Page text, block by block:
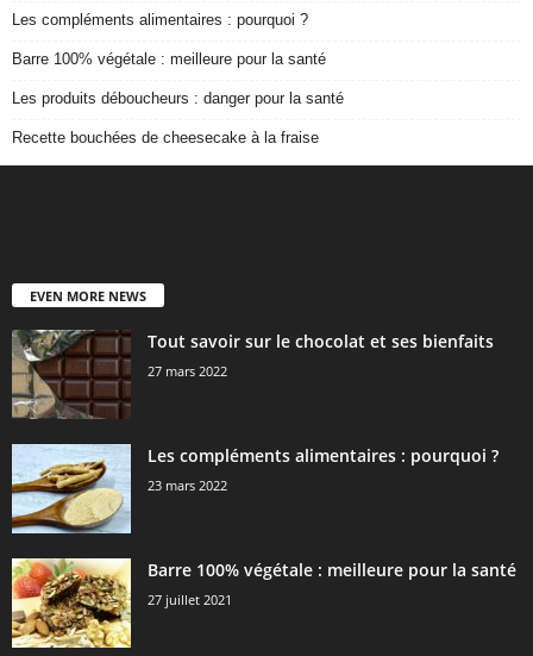
Les compléments alimentaires : pourquoi ?
Barre 100% végétale : meilleure pour la santé
Les produits déboucheurs : danger pour la santé
Recette bouchées de cheesecake à la fraise
EVEN MORE NEWS
Tout savoir sur le chocolat et ses bienfaits
27 mars 2022
Les compléments alimentaires : pourquoi ?
23 mars 2022
Barre 100% végétale : meilleure pour la santé
27 juillet 2021